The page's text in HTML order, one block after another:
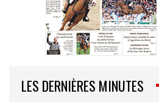
LES DERNIÈRES MINUTES